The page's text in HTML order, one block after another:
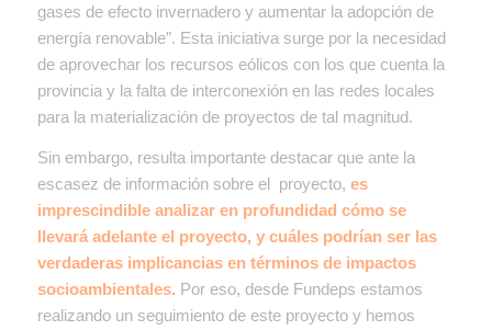
gases de efecto invernadero y aumentar la adopción de
energía renovable”. Esta iniciativa surge por la necesidad
de aprovechar los recursos eólicos con los que cuenta la
provincia y la falta de interconexión en las redes locales
para la materialización de proyectos de tal magnitud.
Sin embargo, resulta importante destacar que ante la
escasez de información sobre el proyecto, es
imprescindible analizar en profundidad cómo se
llevará adelante el proyecto, y cuáles podrían ser las
verdaderas implicancias en términos de impactos
socioambientales. Por eso, desde Fundeps estamos
realizando un seguimiento de este proyecto y hemos